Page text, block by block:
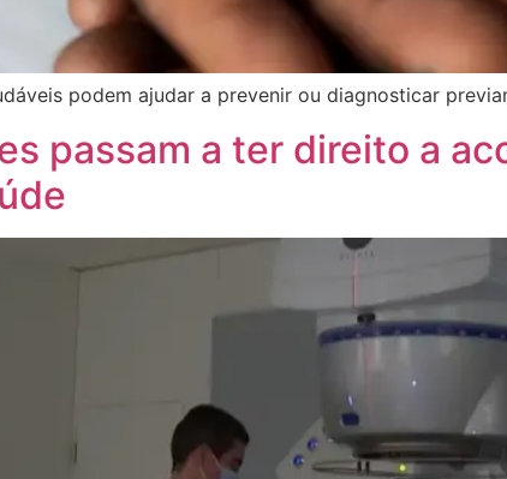
podem ajudar a prevenir ou diagnosticar
passam a ter direito a